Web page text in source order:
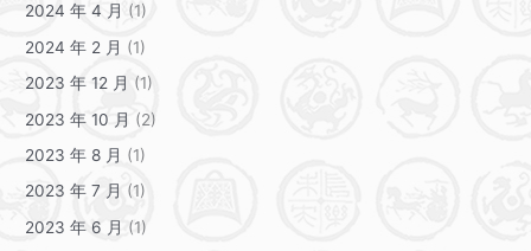
2024 年 4 月 (1)
2024 年 2 月 (1)
2023 年 12 月 (1)
2023 年 10 月 (2)
2023 年 8 月 (1)
2023 年 7 月 (1)
2023 年 6 月 (1)